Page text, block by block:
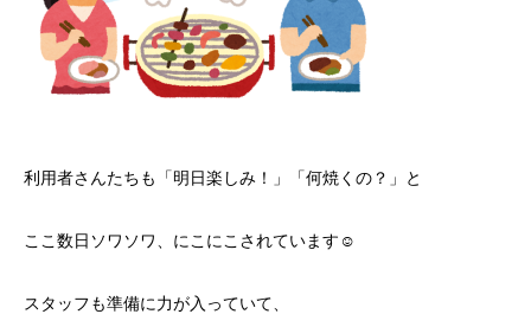
利用者さんたちも「明日楽しみ！」「何焼くの？」と
ここ数日ソワソワ、にこにこされています☺️
スタッフも準備に力が入っていて、